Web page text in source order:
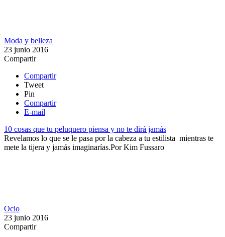
Moda y belleza
23 junio 2016
Compartir
Compartir
Tweet
Pin
Compartir
E-mail
10 cosas que tu peluquero piensa y no te dirá jamás
Revelamos lo que se le pasa por la cabeza ​a tu estilista mientras te
mete la tijera y jamás imaginarías.​PorKim Fussaro
Ocio
23 junio 2016
Compartir